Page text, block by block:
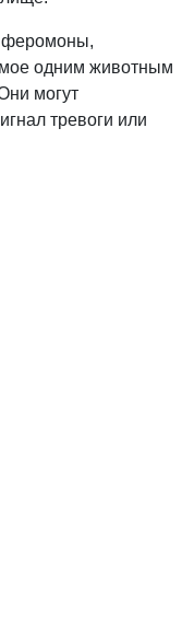
феромоны,
одним животным
могут
тревоги или